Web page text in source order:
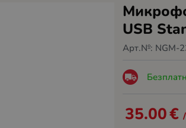
USB
Арт.№: NGM-
35.00€ /